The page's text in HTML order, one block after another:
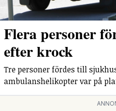
Flera personer
efter krock
Tre personer fördes till
ambulanshelikopter var på